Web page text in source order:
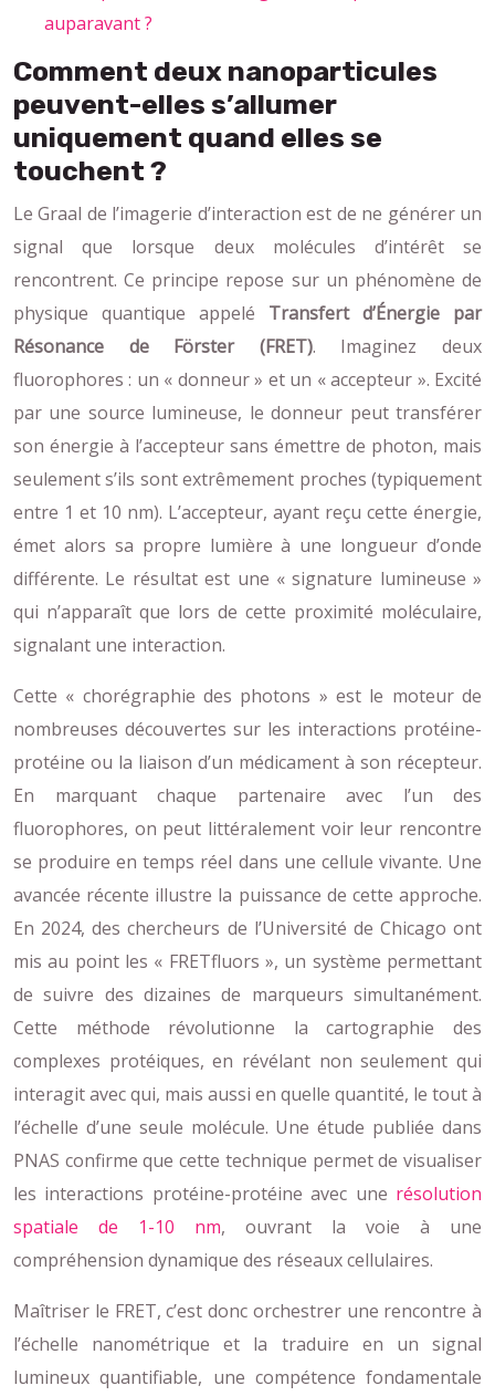
auparavant ?
Comment deux nanoparticules
peuvent-elles s’allumer
uniquement quand elles se
touchent ?
Le Graal de l’imagerie d’interaction est de ne générer un
signal que lorsque deux molécules d’intérêt se
rencontrent. Ce principe repose sur un phénomène de
physique quantique appelé Transfert d’Énergie par
Résonance de Förster (FRET). Imaginez deux
fluorophores : un « donneur » et un « accepteur ». Excité
par une source lumineuse, le donneur peut transférer
son énergie à l’accepteur sans émettre de photon, mais
seulement s’ils sont extrêmement proches (typiquement
entre 1 et 10 nm). L’accepteur, ayant reçu cette énergie,
émet alors sa propre lumière à une longueur d’onde
différente. Le résultat est une « signature lumineuse »
qui n’apparaît que lors de cette proximité moléculaire,
signalant une interaction.
Cette « chorégraphie des photons » est le moteur de
nombreuses découvertes sur les interactions protéine-
protéine ou la liaison d’un médicament à son récepteur.
En marquant chaque partenaire avec l’un des
fluorophores, on peut littéralement voir leur rencontre
se produire en temps réel dans une cellule vivante. Une
avancée récente illustre la puissance de cette approche.
En 2024, des chercheurs de l’Université de Chicago ont
mis au point les « FRETfluors », un système permettant
de suivre des dizaines de marqueurs simultanément.
Cette méthode révolutionne la cartographie des
complexes protéiques, en révélant non seulement qui
interagit avec qui, mais aussi en quelle quantité, le tout à
l’échelle d’une seule molécule. Une étude publiée dans
PNAS confirme que cette technique permet de visualiser
les interactions protéine-protéine avec une résolution
spatiale de 1-10 nm, ouvrant la voie à une
compréhension dynamique des réseaux cellulaires.
Maîtriser le FRET, c’est donc orchestrer une rencontre à
l’échelle nanométrique et la traduire en un signal
lumineux quantifiable, une compétence fondamentale